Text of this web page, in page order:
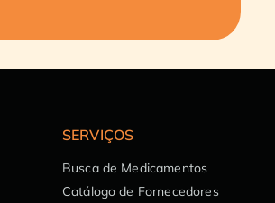
SERVIÇOS
Busca de Medicamentos
Catálogo de Fornecedores